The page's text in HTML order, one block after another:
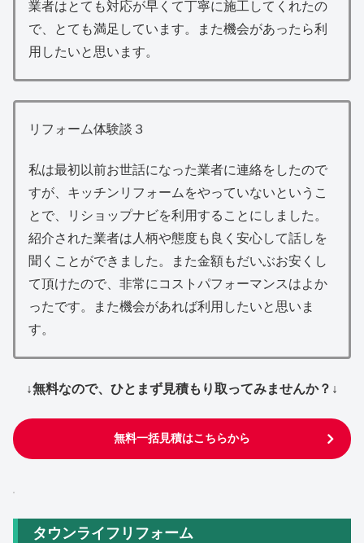
業者はとても対応が早くて丁寧に施工してくれたの
で、とても満足しています。また機会があったら利
用したいと思います。
リフォーム体験談３
私は最初以前お世話になった業者に連絡をしたので
すが、キッチンリフォームをやっていないというこ
とで、リショップナビを利用することにしました。
紹介された業者は人柄や態度も良く安心して話しを
聞くことができました。また金額もだいぶお安くし
て頂けたので、非常にコストパフォーマンスはよか
ったです。また機会があれば利用したいと思いま
す。
↓無料なので、ひとまず見積もり取ってみませんか？↓
無料一括見積はこちらから
タウンライフリフォーム